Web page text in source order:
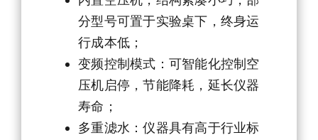
分型号可置于实验桌下，终身运
行成本低；
变频控制模式：可智能化控制空
压机启停，节能降耗，延长仪器
寿命；
多重滤水：仪器具有高于行业标